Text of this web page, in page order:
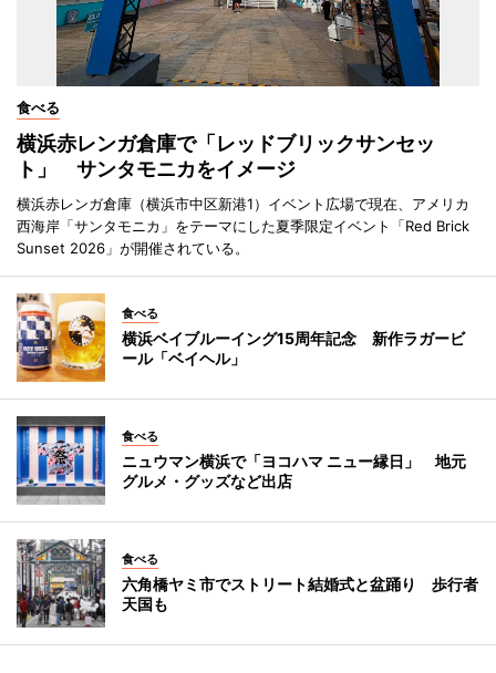
食べる
横浜赤レンガ倉庫で「レッドブリックサンセッ
ト」 サンタモニカをイメージ
横浜赤レンガ倉庫（横浜市中区新港1）イベント広場で現在、アメリカ
西海岸「サンタモニカ」をテーマにした夏季限定イベント「Red Brick
Sunset 2026」が開催されている。
食べる
横浜ベイブルーイング15周年記念 新作ラガービ
ール「ベイヘル」
食べる
ニュウマン横浜で「ヨコハマ ニュー縁日」 地元
グルメ・グッズなど出店
食べる
六角橋ヤミ市でストリート結婚式と盆踊り 歩行者
天国も